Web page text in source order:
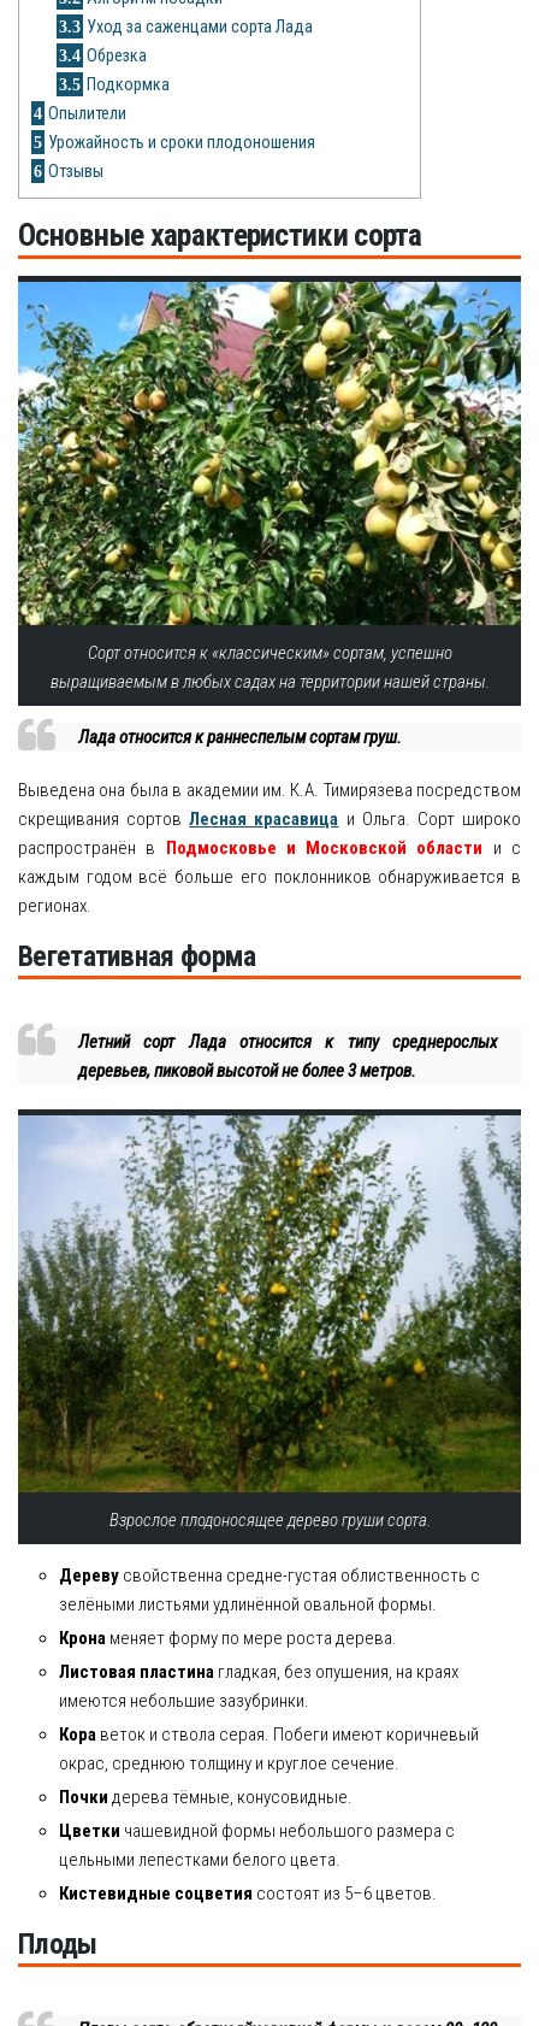
Рецепты
О сайте
3.3 Уход за саженцами сорта Лада
3.4 Обрезка
3.5 Подкормка
4 Опылители
5 Урожайность и сроки плодоношения
6 Отзывы
Основные характеристики сорта
Сорт относится к «классическим» сортам, успешно
выращиваемым в любых садах на территории нашей страны.
Лада относится к раннеспелым сортам груш.
Выведена она была в академии им. К.А. Тимирязева посредством
скрещивания сортовЛесная красавица и Ольга. Сорт широко
распространён в Подмосковье и Московской области и с
каждым годом всё больше его поклонников обнаруживается в
регионах.
Вегетативная форма
Летний сорт Лада относится к типу среднерослых
деревьев, пиковой высотой не более 3 метров.
Взрослое плодоносящее дерево груши сорта.
Деревусвойственна средне-густая облиственность с
зелёными листьями удлинённой овальной формы.
Кронаменяет форму по мере роста дерева.
Листовая пластинагладкая, без опушения, на краях
имеются небольшие зазубринки.
Кораветок и ствола серая. Побеги имеют коричневый
окрас, среднюю толщину и круглое сечение.
Почки дерева тёмные, конусовидные.
Цветки чашевидной формы небольшого размера с
цельными лепестками белого цвета.
Кистевидные соцветия состоят из 5–6 цветов.
Плоды